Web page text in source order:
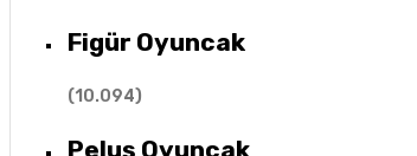
Figür Oyuncak
(10.094)
Peluş Oyuncak